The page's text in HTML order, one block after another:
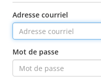
Adresse courriel
Mot de passe